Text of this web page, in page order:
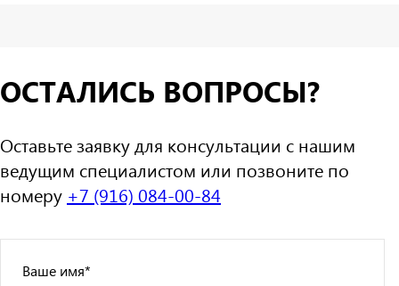
ОСТАЛИСЬ ВОПРОСЫ?
Оставьте заявку для консультации с нашим
ведущим специалистом или позвоните по
номеру +7 (916) 084-00-84
Ваше имя*